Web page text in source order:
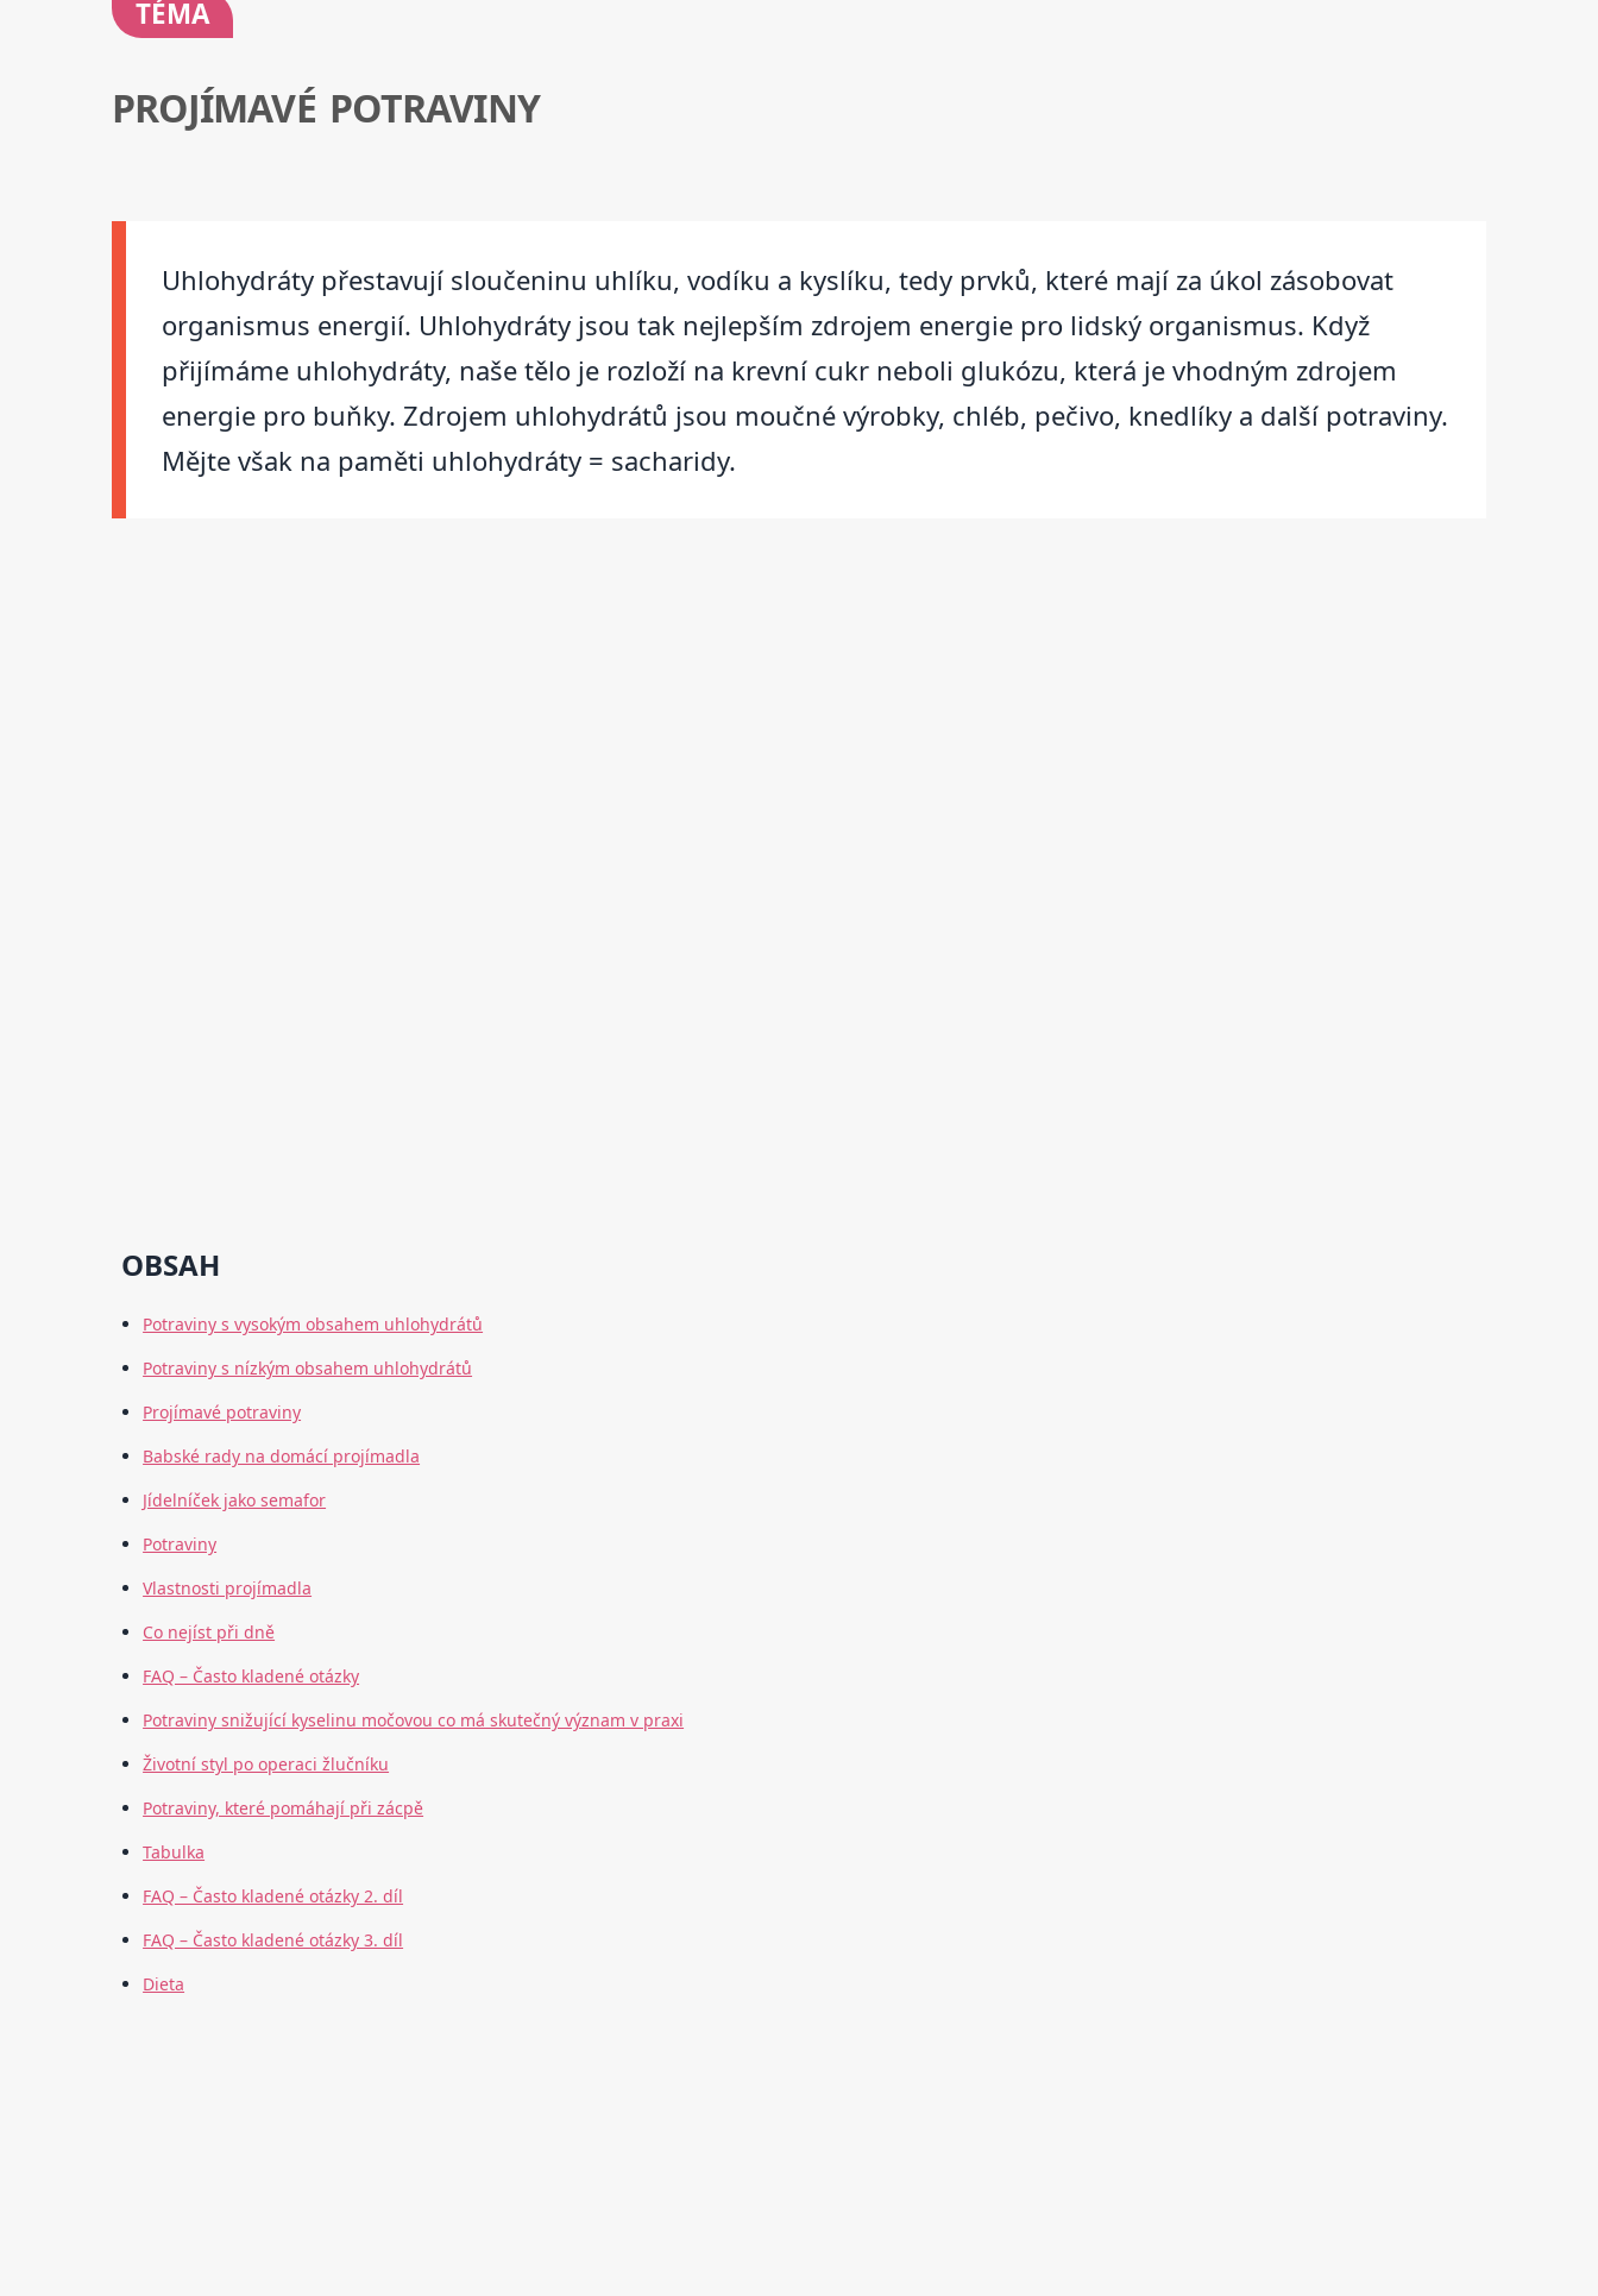
TÉMA
PROJÍMAVÉ POTRAVINY
Uhlohydráty přestavují sloučeninu uhlíku, vodíku a kyslíku, tedy prvků, které mají za úkol zásobovat
organismus energií. Uhlohydráty jsou tak nejlepším zdrojem energie pro lidský organismus. Když
přijímáme uhlohydráty, naše tělo je rozloží na krevní cukr neboli glukózu, která je vhodným zdrojem
energie pro buňky. Zdrojem uhlohydrátů jsou moučné výrobky, chléb, pečivo, knedlíky a další potraviny.
Mějte však na paměti uhlohydráty = sacharidy.
OBSAH
Potraviny s vysokým obsahem uhlohydrátů
Potraviny s nízkým obsahem uhlohydrátů
Projímavé potraviny
Babské rady na domácí projímadla
Jídelníček jako semafor
Potraviny
Vlastnosti projímadla
Co nejíst při dně
FAQ – Často kladené otázky
Potraviny snižující kyselinu močovou co má skutečný význam v praxi
Životní styl po operaci žlučníku
Potraviny, které pomáhají při zácpě
Tabulka
FAQ – Často kladené otázky 2. díl
FAQ – Často kladené otázky 3. díl
Dieta